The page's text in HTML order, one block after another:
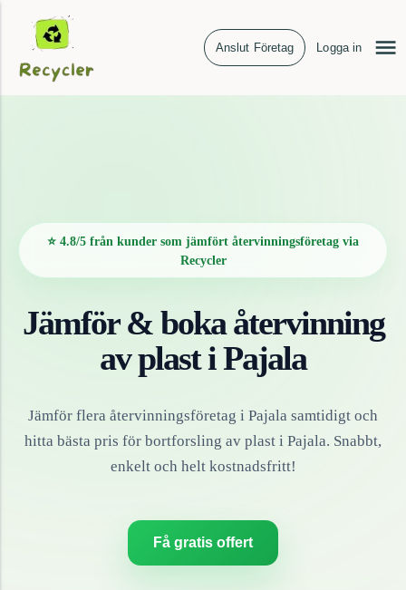
Anslut Företag Logga in
⭐ 4.8/5 från kunder som jämfört återvinningsföretag via
Recycler
Jämför & boka återvinning
avplastiPajala
Jämför flera återvinningsföretag i Pajala samtidigt och
hitta bästa pris för bortforsling av plast i Pajala. Snabbt,
enkelt och helt kostnadsfritt!
Få gratis offert